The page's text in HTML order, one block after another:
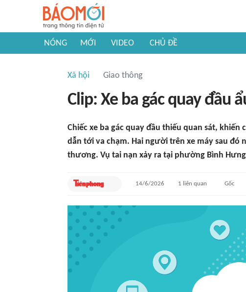
NÓNG MỚI VIDEO CHỦ ĐỀ
Xã hội Giao thông
Clip: Xe ba gác quay đầu
Chiếc xe ba gác quay đầu thiếu quan sát, khiến
dẫn tới va chạm. Hai người trên xe máy sau
thương. Vụ tai nạn xảy ra tại phường Bình Hưng
14/6/2026 1 liên quan Gốc